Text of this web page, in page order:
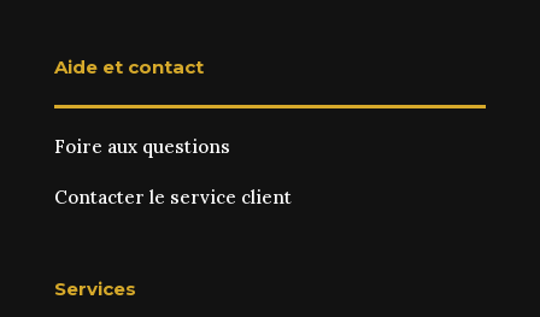
Aide et contact
Foire aux questions
Contacter le service client
Services